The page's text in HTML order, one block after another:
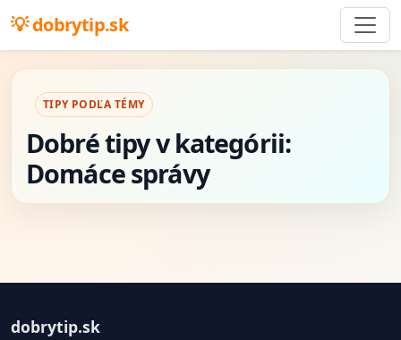
dobrytip.sk
TIPY PODĽA TÉMY
Dobré tipy v kategórii:
Domáce správy
dobrytip.sk